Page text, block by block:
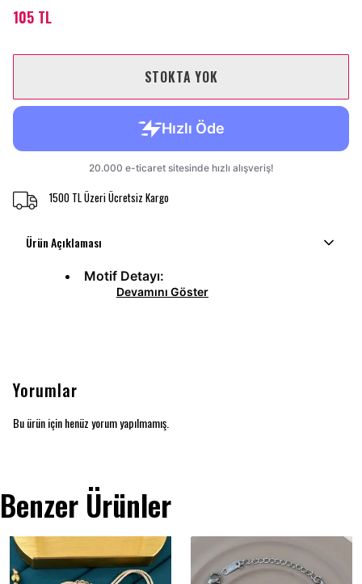
105 TL
STOKTA YOK
1500 TL Üzeri Ücretsiz Kargo
Ürün Açıklaması
Motif Detayı:
Devamını Göster
Yorumlar
Bu ürün için henüz yorum yapılmamış.
Benzer Ürünler